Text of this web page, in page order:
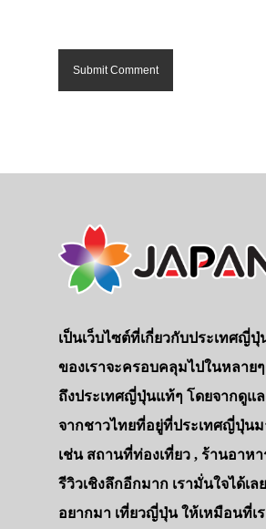
เป็นเว็บไซต์ที่เกี่ยวกับประเทศญี่
ของเราจะครอบคลุมไปในหลาย
ถึงประเทศญี่ปุ่นแท้ๆ โดยจากดูแ
จากชาวไทยที่อยู่ที่ประเทศญี่ปุ่น
เช่น สถานที่ท่องเที่ยว , ร้านอาห
รีวิวเชิงลึกอีกมาก เรามั่นใจได้เ
อยากมา เที่ยวญี่ปุ่น ให้เหมือนที่เ